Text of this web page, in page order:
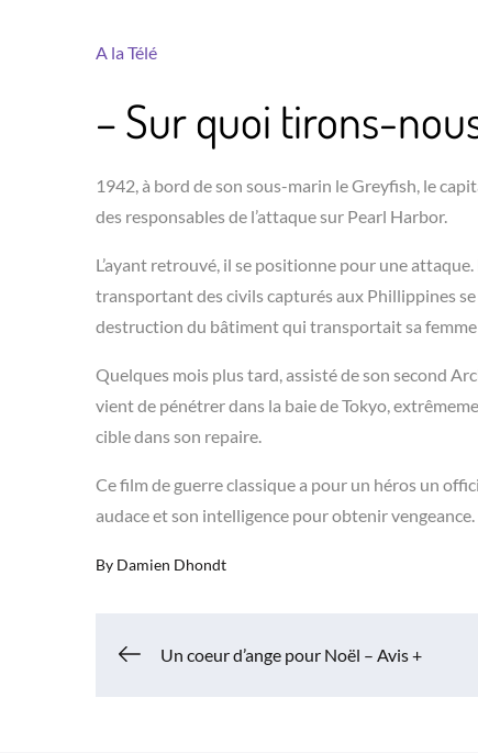
A la Télé
– Sur quoi tirons-
1942, à bord de son sous-marin le Greyfish, le
des responsables de l’attaque sur Pearl Harbor.
L’ayant retrouvé, il se positionne pour une
transportant des civils capturés aux Phillippines
destruction du bâtiment qui transportait sa
Quelques mois plus tard, assisté de son second
vient de pénétrer dans la baie de Tokyo,
cible dans son repaire.
Ce film de guerre classique a pour un héros un
audace et son intelligence pour obtenir vengeance.
By Damien Dhondt
Navigation
Un coeur d’ange pour Noël – Avis +